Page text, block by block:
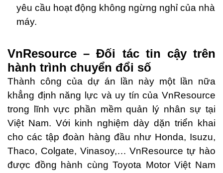
yêu cầu hoạt động không ngừng nghỉ của nhà
máy.
VnResource – Đối tác tin cậy trên
hành trình chuyển đổi số
Thành công của dự án lần này một lần nữa
khẳng định năng lực và uy tín của VnResource
trong lĩnh vực phần mềm quản lý nhân sự tại
Việt Nam. Với kinh nghiệm dày dặn triển khai
cho các tập đoàn hàng đầu như Honda, Isuzu,
Thaco, Colgate, Vinasoy,… VnResource tự hào
được đồng hành cùng Toyota Motor Việt Nam